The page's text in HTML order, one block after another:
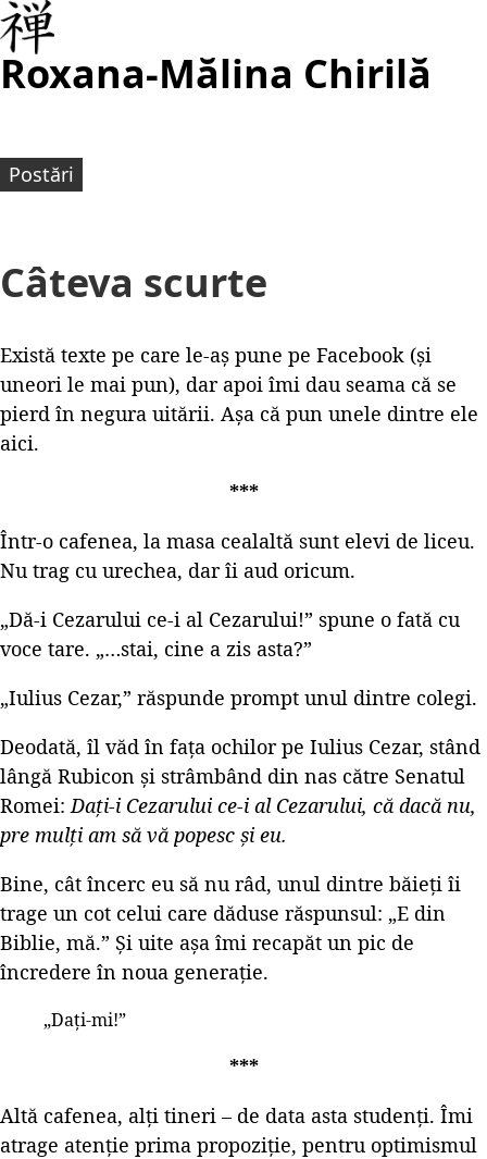
Roxana-Mălina Chirilă
Postări
Câteva scurte
Există texte pe care le-aș pune pe Facebook (și
uneori le mai pun), dar apoi îmi dau seama că se
pierd în negura uitării. Așa că pun unele dintre ele
aici.
***
Într-o cafenea, la masa cealaltă sunt elevi de liceu.
Nu trag cu urechea, dar îi aud oricum.
„Dă-i Cezarului ce-i al Cezarului!” spune o fată cu
voce tare. „…stai, cine a zis asta?”
„Iulius Cezar,” răspunde prompt unul dintre colegi.
Deodată, îl văd în fața ochilor pe Iulius Cezar, stând
lângă Rubicon și strâmbând din nas către Senatul
Romei: Dați-i Cezarului ce-i al Cezarului, că dacă nu,
pre mulți am să vă popesc și eu.
Bine, cât încerc eu să nu râd, unul dintre băieți îi
trage un cot celui care dăduse răspunsul: „E din
Biblie, mă.” Și uite așa îmi recapăt un pic de
încredere în noua generație.
„Dați-mi!”
***
Altă cafenea, alți tineri – de data asta studenți. Îmi
atrage atenție prima propoziție, pentru optimismul